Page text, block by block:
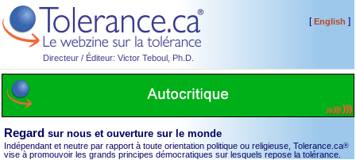
Directeur / Éditeur: Victor Teboul, Ph.D.
[English ]
Regard sur nous et ouverture sur le monde
Indépendant et neutre par rapport à toute orientation politique ou religieuse, Tolerance.ca®
vise à promouvoir les grands principes démocratiques sur lesquels repose la tolérance.